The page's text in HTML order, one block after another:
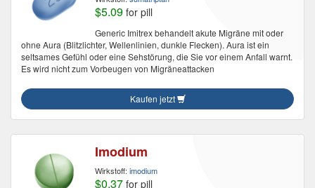
$5.09 for pill
Generic Imitrex behandelt akute Migräne mit oder
ohne Aura (Blitzlichter, Wellenlinien, dunkle Flecken). Aura ist ein
seltsames Gefühl oder eine Sehstörung, die Sie vor einem Anfall warnt.
Es wird nicht zum Vorbeugen von Migräneattacken
Kaufen jetzt
Imodium
Wirkstoff: imodium
$0.37 for pill